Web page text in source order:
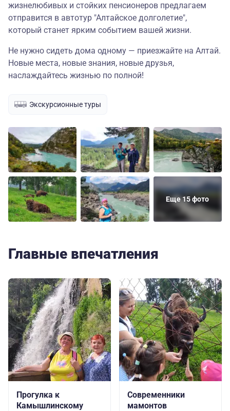
жизнелюбивых и стойких пенсионеров предлагаем
отправится в автотур "Алтайское долголетие",
который станет ярким событием вашей жизни.
Не нужно сидеть дома одному — приезжайте на Алтай.
Новые места, новые знания, новые друзья,
наслаждайтесь жизнью по полной!
Экскурсионные туры
Еще 15 фото
Главные впечатления
Прогулка к
Камышлинскому
Современники
мамонтов